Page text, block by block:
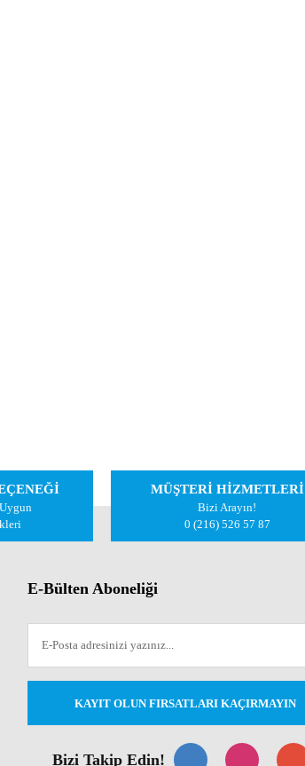
MÜŞTERİ HİZMETLERİ
Bizi Arayın!
0 (216) 526 57 87
E-Bülten Aboneliği
KAYIT OLUN FIRSATLARI KAÇIRMAYIN
Bizi Takip Edin!